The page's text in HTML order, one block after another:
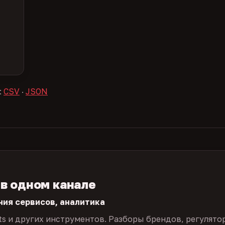
CSV · JSON
одном канале
сервисов, аналитика
и других инструментов. Разборы брендов,